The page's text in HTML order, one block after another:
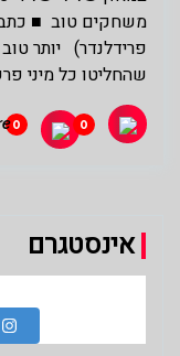
משחקים טוב ■ כתב
פרידלנדר) יותר
שהחליטו כל מיני
0
0
אינסטגרם